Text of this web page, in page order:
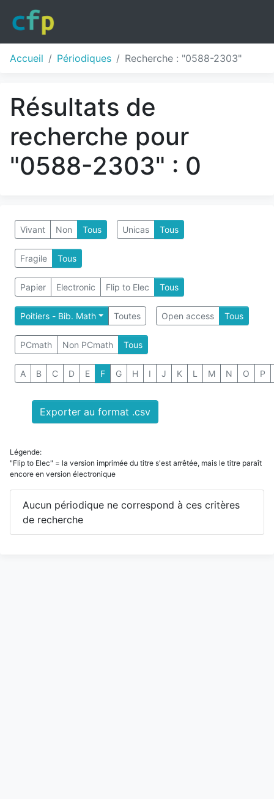
Accueil Périodiques Recherche : "0588-2303"
Résultats de
recherche pour
"0588-2303" : 0
Vivant Non Tous Unicas Tous
Fragile Tous
Papier Electronic Flip to Elec Tous
Poitiers - Bib. Math Toutes Open access Tous
PCmath Non PCmath Tous
A B C D E F G H I J K L M N O P
Exporter au format .csv
Légende:
"Flip to Elec" = la version imprimée du titre s'est arrêtée, mais le titre paraît
encore en version électronique
Aucun périodique ne correspond à ces critères
de recherche